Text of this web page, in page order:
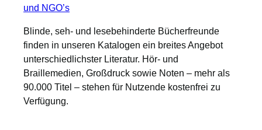
und NGO’s
Blinde, seh- und lesebehinderte Bücherfreunde
finden in unseren Katalogen ein breites Angebot
unterschiedlichster Literatur. Hör- und
Braillemedien, Großdruck sowie Noten – mehr als
90.000 Titel – stehen für Nutzende kostenfrei zu
Verfügung.